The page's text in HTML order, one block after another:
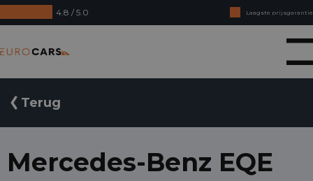
4.8 / 5.0
Laagste prijsgarantie
Online kopen, niet goed geld terug
Financial lease - Soepele acceptatie
Terug
Mercedes-Benz EQE